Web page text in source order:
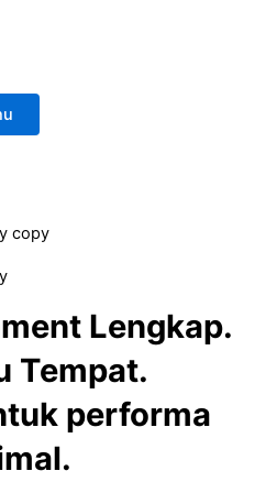
Lengkap.
Tempat.
performa